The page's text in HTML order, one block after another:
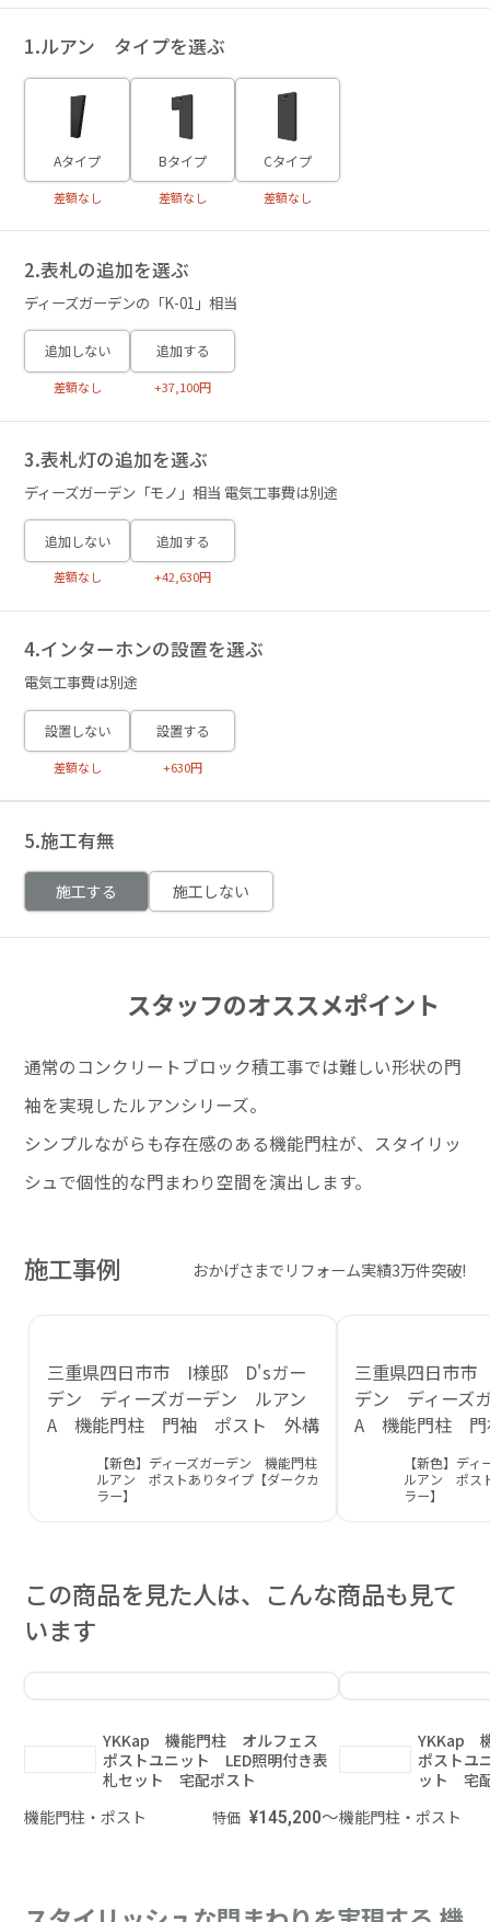
1.ルアン タイプを選ぶ
Aタイプ
差額なし
Bタイプ
差額なし
Cタイプ
差額なし
2.表札の追加を選ぶ
ディーズガーデンの「K-01」相当
追加しない
差額なし
追加する
+37,100円
3.表札灯の追加を選ぶ
ディーズガーデン「モノ」相当 電気工事費は別途
追加しない
差額なし
追加する
+42,630円
4.インターホンの設置を選ぶ
電気工事費は別途
設置しない
差額なし
設置する
+630円
5.施工有無
施工する 施工しない
スタッフのオススメポイント
通常のコンクリートブロック積工事では難しい形状の門
袖を実現したルアンシリーズ。
シンプルながらも存在感のある機能門柱が、スタイリッ
シュで個性的な門まわり空間を演出します。
施工事例 おかげさまでリフォーム実績3万件突破!
三重県四日市市 I様邸 D'sガー
デン ディーズガーデン ルアン
A 機能門柱 門袖 ポスト 外構
【新色】ディーズガーデン 機能門柱
ルアン ポストありタイプ【ダークカ
ラー】
三重県四日市
デン ディーズ
A 機能門柱
【新色】デ
ルアン ポス
ラー】
この商品を見た人は、こんな商品も見て
います
YKKap 機能門柱 オルフェス
ポストユニット LED照明付き表
札セット 宅配ポスト
機能門柱・ポスト
特価 ¥145,200～
YKKap
ポストユ
ット 宅
機能門柱・ポスト